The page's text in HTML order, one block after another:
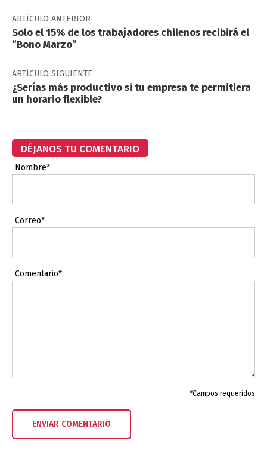
ARTÍCULO ANTERIOR
Solo el 15% de los trabajadores chilenos recibirá el
“Bono Marzo”
ARTÍCULO SIGUIENTE
¿Serías más productivo si tu empresa te permitiera
un horario flexible?
DÉJANOS TU COMENTARIO
Nombre*
Correo*
Comentario*
*Campos requeridos